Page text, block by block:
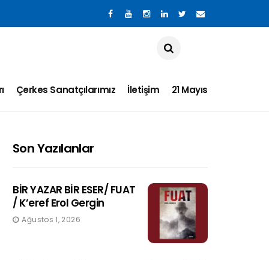
Çerkes Sanatçılarımız İletişim 21 Mayıs
Son Yazılanlar
BİR YAZAR BİR ESER/ FUAT
/ K’eref Erol Gergin
Ağustos 1, 2026